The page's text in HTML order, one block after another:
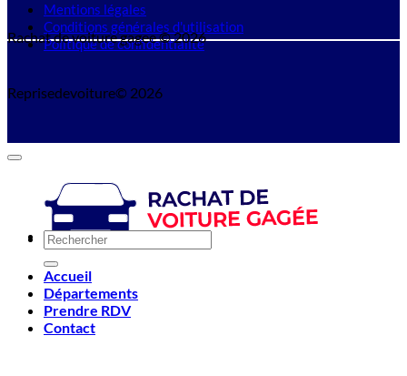
Mentions légales
Conditions générales d'utilisation
Politique de confidentialité
Rachat de voiture gagee © 2026
Reprisedevoiture© 2026
Accueil
Départements
Prendre RDV
Contact